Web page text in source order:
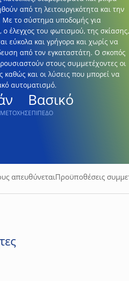
από τη λειτουργικότητα και την
το σύστημα υποδομής για
ο έλεγχος του φωτισμού, της σκίασης,
εύκολα και γρήγορα και χωρίς να
από τον εγκαταστάτη. O σκοπός
στους συμμετέχοντες οι
καθώς και οι λύσεις που μπορεί να
αυτοματισμό.
Βασικό
ΕΠΙΠΕΔΟ
απευθύνεταιΠροϋποθέσεις